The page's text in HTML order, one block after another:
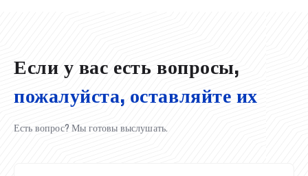
Если у вас есть вопросы,
пожалуйста, оставляйте их
Есть вопрос? Мы готовы выслушать.